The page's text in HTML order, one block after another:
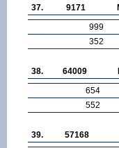
37. 9171
999
352
38. 64009
654
552
39. 57168